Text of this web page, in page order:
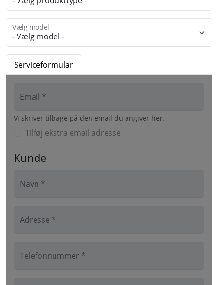
Vælg model
Serviceformular
Email *
Vi skriver tilbage på den email du angiver her.
Tilføj ekstra email adresse
Kunde
Navn *
Adresse *
Telefonnummer *